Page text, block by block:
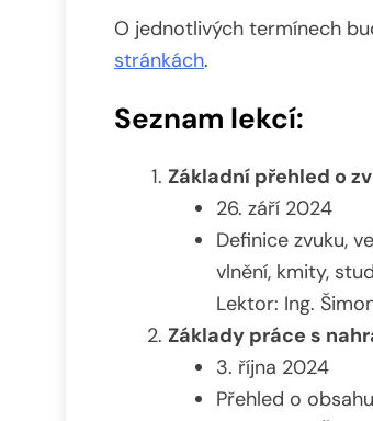
O jednotlivých termínech
stránkách.
Seznam lekcí:
Základní přehled o
26. září 2024
Definice zvuku,
vlnění, kmity,
Lektor: Ing.
Základy práce s
3. října 2024
Přehled o